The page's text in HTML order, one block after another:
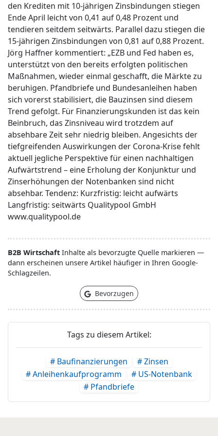
den Krediten mit 10-jährigen Zinsbindungen stiegen
Ende April leicht von 0,41 auf 0,48 Prozent und
tendieren seitdem seitwärts. Parallel dazu stiegen die
15-jährigen Zinsbindungen von 0,81 auf 0,88 Prozent.
Jörg Haffner kommentiert: „EZB und Fed haben es,
unterstützt von den bereits erfolgten politischen
Maßnahmen, wieder einmal geschafft, die Märkte zu
beruhigen. Pfandbriefe und Bundesanleihen haben
sich vorerst stabilisiert, die Bauzinsen sind diesem
Trend gefolgt. Für Finanzierungskunden ist das kein
Beinbruch, das Zinsniveau wird trotzdem auf
absehbare Zeit sehr niedrig bleiben. Angesichts der
tiefgreifenden Auswirkungen der Corona-Krise fehlt
aktuell jegliche Perspektive für einen nachhaltigen
Aufwärtstrend – eine Erholung der Konjunktur und
Zinserhöhungen der Notenbanken sind nicht
absehbar. Tendenz: Kurzfristig: leicht aufwärts
Langfristig: seitwärts Qualitypool GmbH
www.qualitypool.de
B2B Wirtschaft Inhalte als bevorzugte Quelle markieren —
dann erscheinen unsere Artikel häufiger in Ihren Google-
Schlagzeilen.
Bevorzugen
Tags zu diesem Artikel:
# Baufinanzierungen
# Zinsen
# Anleihenkaufprogramm
# US-Notenbank
# Pfandbriefe